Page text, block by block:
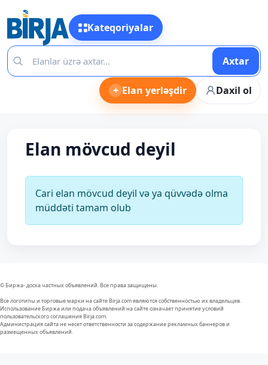
Kateqoriyalar
Axtar
+ Elan yerləşdir Daxil ol
Elan mövcud deyil
Cari elan mövcud deyil və ya qüvvədə olma
müddəti tamam olub
© Биржа- доска частных объявлений. Все права защищены.
Все логотипы и торговые марки на сайте Birja.com являются собственностью их владельцев.
Использование Биржа или подача объявлений на сайте означает принятие условий
пользовательского соглашения Birja.com.
Администрация сайта не несет ответственности за содержание рекламных баннеров и
размещенных объявлений.